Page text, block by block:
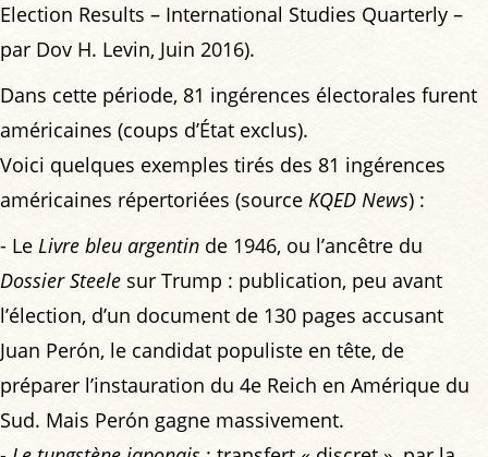
Election Results – International Studies Quarterly –
par Dov H. Levin, Juin 2016).
Dans cette période, 81 ingérences électorales furent
américaines (coups d’État exclus).
Voici quelques exemples tirés des 81 ingérences
américaines répertoriées (source KQED News) :
- Le Livre bleu argentin de 1946, ou l’ancêtre du
Dossier Steele sur Trump : publication, peu avant
l’élection, d’un document de 130 pages accusant
Juan Perón, le candidat populiste en tête, de
préparer l’instauration du 4e Reich en Amérique du
Sud. Mais Perón gagne massivement.